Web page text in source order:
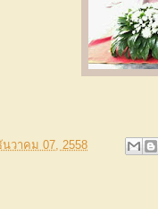
วาคม 07, 2558